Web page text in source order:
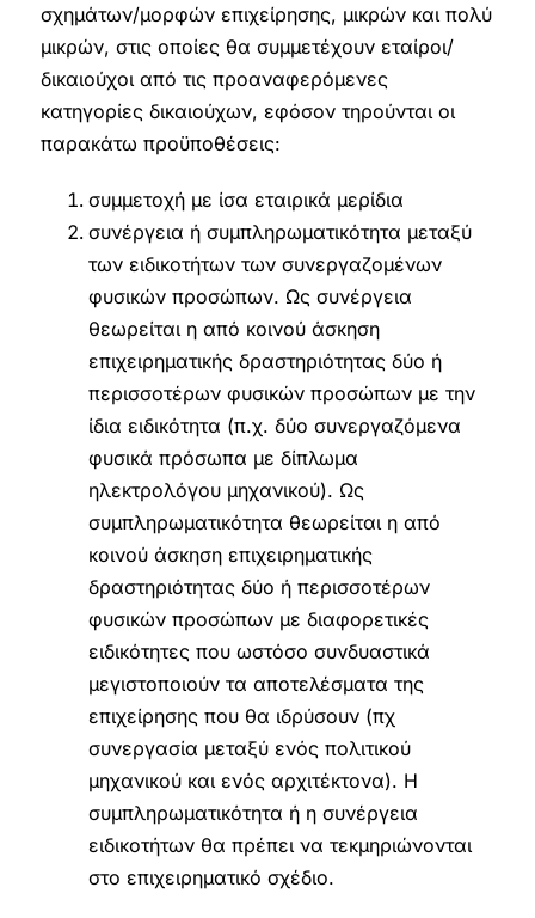
σχημάτων/μορφών επιχείρησης, μικρών και πολύ
μικρών, στις οποίες θα συμμετέχουν εταίροι/
δικαιούχοι από τις προαναφερόμενες
κατηγορίες δικαιούχων, εφόσον τηρούνται οι
παρακάτω προϋποθέσεις:
συμμετοχή με ίσα εταιρικά μερίδια
συνέργεια ή συμπληρωματικότητα μεταξύ
των ειδικοτήτων των συνεργαζομένων
φυσικών προσώπων. Ως συνέργεια
θεωρείται η από κοινού άσκηση
επιχειρηματικής δραστηριότητας δύο ή
περισσοτέρων φυσικών προσώπων με την
ίδια ειδικότητα (π.χ. δύο συνεργαζόμενα
φυσικά πρόσωπα με δίπλωμα
ηλεκτρολόγου μηχανικού). Ως
συμπληρωματικότητα θεωρείται η από
κοινού άσκηση επιχειρηματικής
δραστηριότητας δύο ή περισσοτέρων
φυσικών προσώπων με διαφορετικές
ειδικότητες που ωστόσο συνδυαστικά
μεγιστοποιούν τα αποτελέσματα της
επιχείρησης που θα ιδρύσουν (πχ
συνεργασία μεταξύ ενός πολιτικού
μηχανικού και ενός αρχιτέκτονα). Η
συμπληρωματικότητα ή η συνέργεια
ειδικοτήτων θα πρέπει να τεκμηριώνονται
στο επιχειρηματικό σχέδιο.